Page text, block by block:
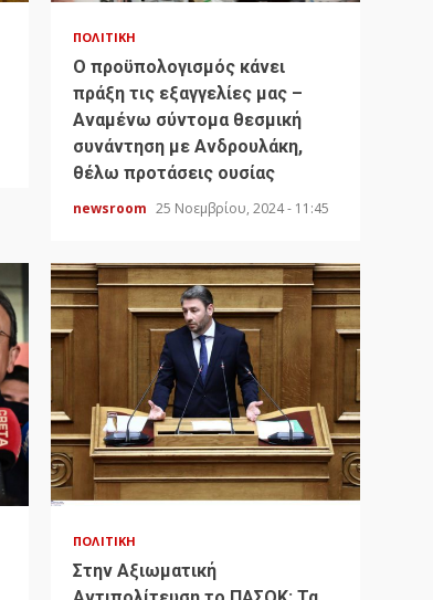
ΠΟΛΙΤΙΚΉ
Ο προϋπολογισμός κάνει
πράξη τις εξαγγελίες μας –
Αναμένω σύντομα θεσμική
συνάντηση με Ανδρουλάκη,
θέλω προτάσεις ουσίας
newsroom 25 Νοεμβρίου, 2024 - 11:45
ΠΟΛΙΤΙΚΉ
Στην Αξιωματική